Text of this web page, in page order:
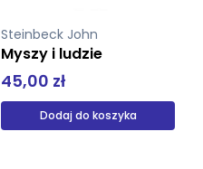
Steinbeck John
Myszy i ludzie
45,00 zł
Dodaj do koszyka